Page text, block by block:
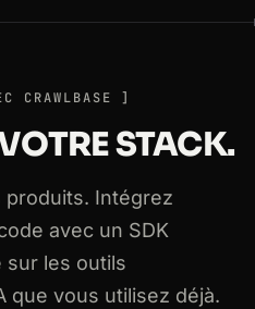
CRAWLBASE
STACK.
produits. Intégrez
avec un SDK
sur les outils
que vous utilisez déjà.